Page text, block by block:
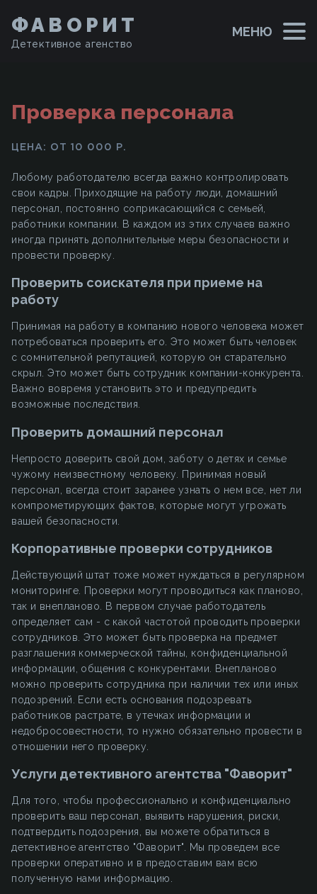
ФАВОРИТ
Детективное агенство
МЕНЮ
Проверка персонала
ЦЕНА: ОТ 10 000 Р.
Любому работодателю всегда важно контролировать
свои кадры. Приходящие на работу люди, домашний
персонал, постоянно соприкасающийся с семьей,
работники компании. В каждом из этих случаев важно
иногда принять дополнительные меры безопасности и
провести проверку.
Проверить соискателя при приеме на
работу
Принимая на работу в компанию нового человека может
потребоваться проверить его. Это может быть человек
с сомнительной репутацией, которую он старательно
скрыл. Это может быть сотрудник компании-конкурента.
Важно вовремя установить это и предупредить
возможные последствия.
Проверить домашний персонал
Непросто доверить свой дом, заботу о детях и семье
чужому неизвестному человеку. Принимая новый
персонал, всегда стоит заранее узнать о нем все, нет ли
компрометирующих фактов, которые могут угрожать
вашей безопасности.
Корпоративные проверки сотрудников
Действующий штат тоже может нуждаться в регулярном
мониторинге. Проверки могут проводиться как планово,
так и внепланово. В первом случае работодатель
определяет сам - с какой частотой проводить проверки
сотрудников. Это может быть проверка на предмет
разглашения коммерческой тайны, конфиденциальной
информации, общения с конкурентами. Внепланово
можно проверить сотрудника при наличии тех или иных
подозрений. Если есть основания подозревать
работников растрате, в утечках информации и
недобросовестности, то нужно обязательно провести в
отношении него проверку.
Услуги детективного агентства "Фаворит"
Для того, чтобы профессионально и конфиденциально
проверить ваш персонал, выявить нарушения, риски,
подтвердить подозрения, вы можете обратиться в
детективное агентство "Фаворит". Мы проведем все
проверки оперативно и в предоставим вам всю
полученную нами информацию.